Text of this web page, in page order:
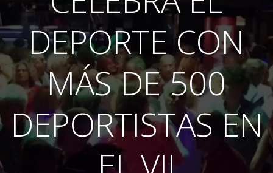
DEPORTE CON
MÁS DE 500
DEPORTISTAS EN